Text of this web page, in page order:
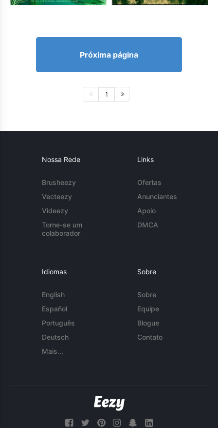
Próxima página
1
Nossa Rede
Brusheezy
Vecteezy
Videezy
Torne-se um
colaborador
Links
Ofertas
Anunciantes
Apoio
DMCA
Idiomas
English
Español
Português
Deutsch
Mais...
Sobre
Sobre
Equipe
Blogue
Contato